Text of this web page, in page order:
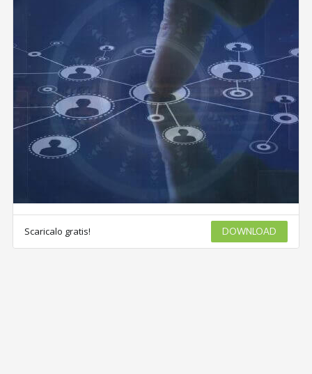
Scaricalo gratis! DOWNLOAD